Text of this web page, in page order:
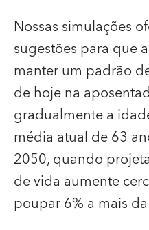
Nossas simulações
sugestões para que
manter um padrão
de hoje na
gradualmente a
média atual de 63
2050, quando
de vida aumente
poupar 6% a mais